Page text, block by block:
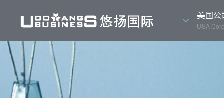
美国
USA